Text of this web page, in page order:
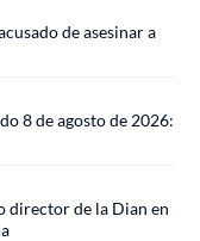
de asesinar a
8 de agosto de 2026:
director de la Dian en